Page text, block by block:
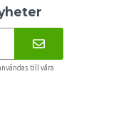
till våra